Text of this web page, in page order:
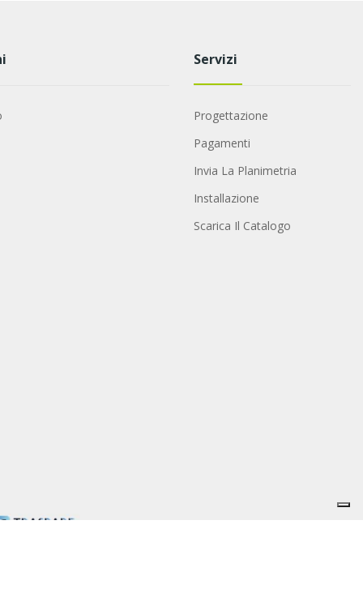
Servizi
Progettazione
Pagamenti
Invia La Planimetria
Installazione
Scarica Il Catalogo